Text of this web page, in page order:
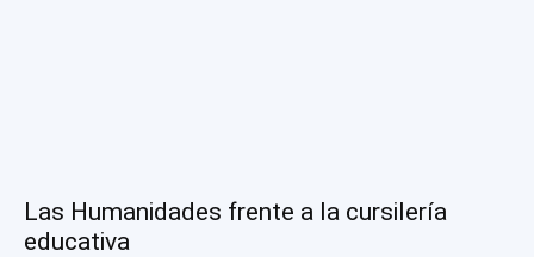
Las Humanidades frente a la cursilería
educativa